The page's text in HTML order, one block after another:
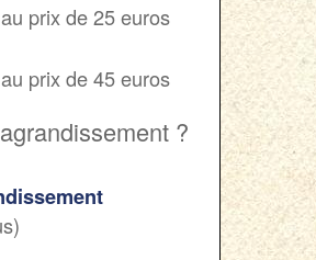
au prix de 25 euros
au prix de 45 euros
?